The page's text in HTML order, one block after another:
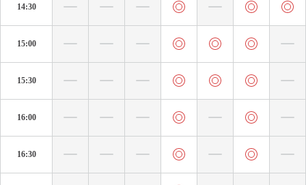
14:30
15:00
15:30
16:00
16:30